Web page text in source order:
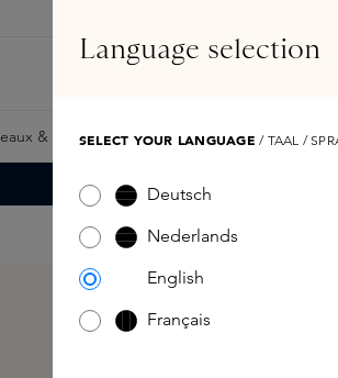
& Giftcards Samples Skins
Language selection
SELECT YOUR LANGUAGE / TAAL /
Deutsch
Nederlands
English
Français